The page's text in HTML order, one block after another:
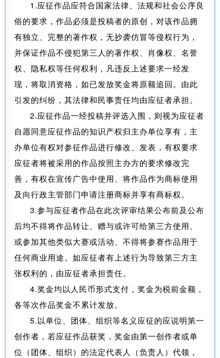
1.应征作品应符合国家法律、法规和社会公序良
俗的要求，作品必须是投稿者的原创，对该作品拥
有独立、完整的著作权，无抄袭仿冒等侵权行为，
并保证作品不侵犯第三人的著作权、肖像权、名誉
权、隐私权等任何权利，凡违反上述要求一经发
现，将取消资格，如已发放奖金将原额追回。由此
引发的纠纷，其法律和民事责任均由应征者承担。
2.应征作品一经投稿并评选入围，则视为应征者
自愿同意应征作品的知识产权归主办单位享有，主
办单位有权对参征作品进行修改、发表，有权要求
应征者将被采用的作品按照主办方的要求修改完
善，有权在宣传广告中使用、将作品作为商标使用
及向行政主管部门申请注册商标并享有商标权。
3.参与应征者作品在此次评审结果公布前及公布
后均不得将作品转让、赠与或许可给第三方使用、
或参加其他类似大赛或活动、不得将参赛作品用于
任何商业用途。如应征者有上述行为导致第三方主
张权利的，由应征者承担责任。
4.奖金均以人民币形式支付，奖金为税前金额，
各等次作品奖金不累计发放。
5.以单位、团体、组织等名义应征的应说明第一
创作者，若应征作品获奖，奖金由第一创作者或单
位（团体、组织）的法定代表人（负责人）代领，